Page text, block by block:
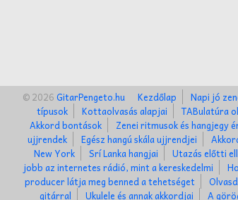
© 2026GitarPengeto.hu Kezdőlap Napi jó
típusok
Kottaolvasás alapjai TABulatúra
Akkord bontások
Zenei ritmusok és hangjegy
ujjrendek
Egész hangú skála ujjrendjei
New York
Srí Lanka hangjai Utazás előtti
jobb az internetes rádió, mint a kereskedelmi
producer látja meg benned a tehetséget
gitárral
Ukulele és annak akkordjai A